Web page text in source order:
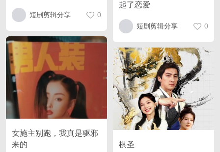
短剧剪辑分享 0
女施主别跑，我真是驱邪
来的
起了恋爱
短剧剪辑分享 0
棋圣